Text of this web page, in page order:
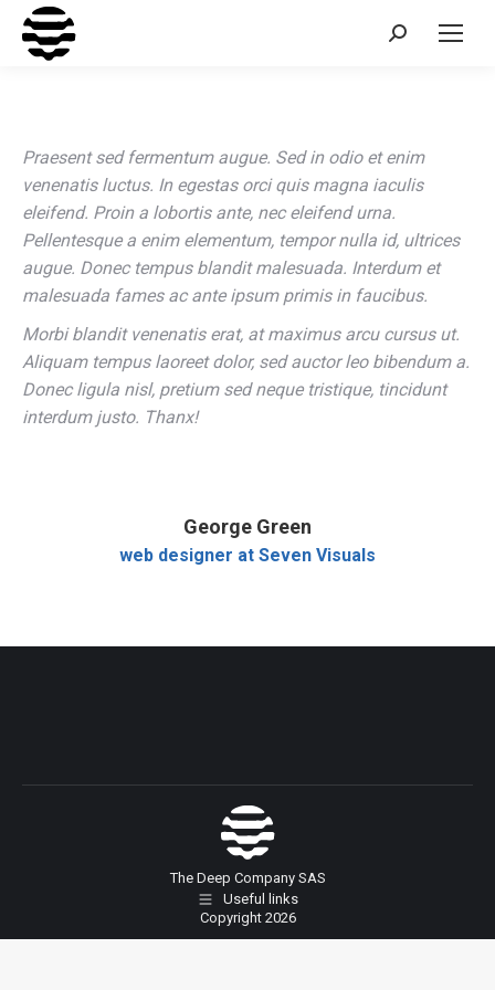
Recherche
Praesent sed fermentum augue. Sed in odio et enim
venenatis luctus. In egestas orci quis magna iaculis
eleifend. Proin a lobortis ante, nec eleifend urna.
Pellentesque a enim elementum, tempor nulla id, ultrices
augue. Donec tempus blandit malesuada. Interdum et
malesuada fames ac ante ipsum primis in faucibus.
Morbi blandit venenatis erat, at maximus arcu cursus ut.
Aliquam tempus laoreet dolor, sed auctor leo bibendum a.
Donec ligula nisl, pretium sed neque tristique, tincidunt
interdum justo. Thanx!
George Green
web designer at Seven Visuals
The Deep Company SAS
Useful links
Copyright 2026